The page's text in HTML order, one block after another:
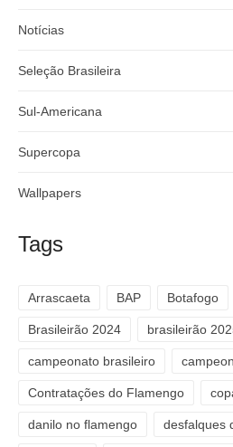
Notícias
Seleção Brasileira
Sul-Americana
Supercopa
Wallpapers
Tags
Arrascaeta BAP Botafogo
Brasileirão 2024 brasileirão
campeonato brasileiro
Contratações do Flamengo
danilo no flamengo desfalques